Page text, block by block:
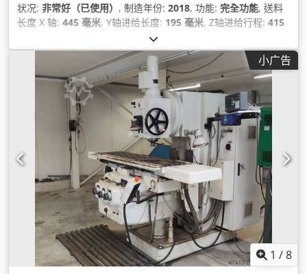
状况: 非常好（已使用） , 制造年份: 2018, 功能: 完全功能, 送料
长度 X 轴: 445 毫米, Y轴进给长度: 195 毫米, Z轴进给行程: 415
2,500 转/分
分, 羽毛笔划:125 毫米, 工作台宽度:240 毫米, 桌面长度:800 毫
小广告
1 /8